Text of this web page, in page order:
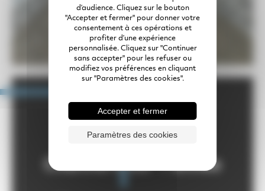
850
Chantiers sur 1 année
d’audience. Cliquez sur le bouton
"Accepter et fermer" pour donner votre
consentement à ces opérations et
profiter d’une expérience
personnalisée. Cliquez sur "Continuer
sans accepter" pour les refuser ou
modifiez vos préférences en cliquant
sur "Paramètres des cookies".
Accepter et fermer
Paramètres des cookies